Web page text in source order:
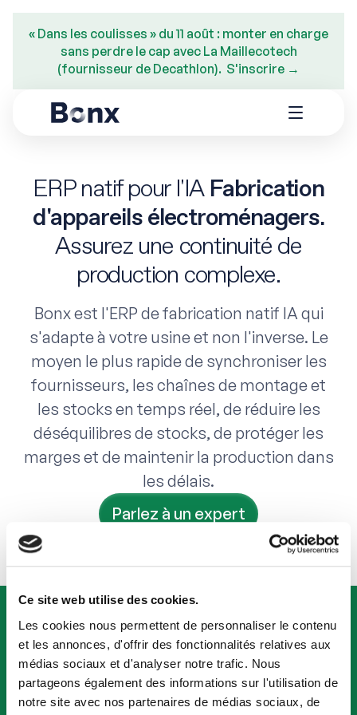
Ce site web utilise des cookies.
Les cookies nous permettent de personnaliser le contenu
et les annonces, d'offrir des fonctionnalités relatives aux
médias sociaux et d'analyser notre trafic. Nous
partageons également des informations sur l'utilisation de
notre site avec nos partenaires de médias sociaux, de
« Dans les coulisses » du 11 août : monter en charge
sans perdre le cap avec La Maillecotech
(fournisseur de Decathlon). S'inscrire →
ERP natif pour l'IA Fabrication
d'appareils électroménagers.
Assurez une continuité de
production complexe.
Bonx est l'ERP de fabrication natif IA qui
s'adapte à votre usine et non l'inverse. Le
moyen le plus rapide de synchroniser les
fournisseurs, les chaînes de montage et
les stocks en temps réel, de réduire les
déséquilibres de stocks, de protéger les
marges et de maintenir la production dans
les délais.
Parlez à un expert
Intéressé ? Bénéficiez d'une
démonstration personnalisée dans les 48
heures.
Demander une démo